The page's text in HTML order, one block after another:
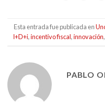
Esta entrada fue publicada en
I+D+i,incentivo fiscal,innovación,
PABLO